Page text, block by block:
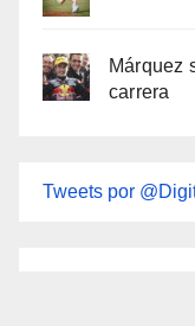
Márquez
carrera
Tweets por